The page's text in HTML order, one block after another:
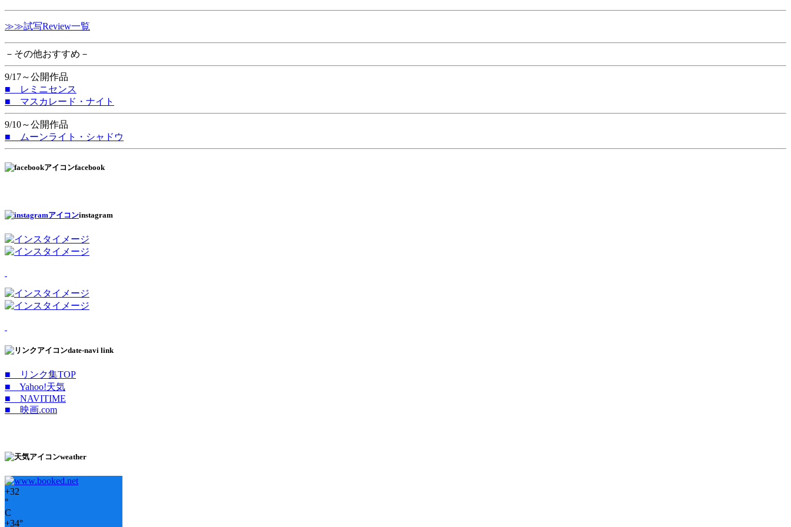
≫≫試写Review一覧
－その他おすすめ－
9/17～公開作品
■ レミニセンス
■ マスカレード・ナイト
9/10～公開作品
■ ムーンライト・シャドウ
facebook
instagram
date-navi link
■ リンク集TOP
■ Yahoo!天気
■ NAVITIME
■ 映画.com
weather
+32
°
C
+34°